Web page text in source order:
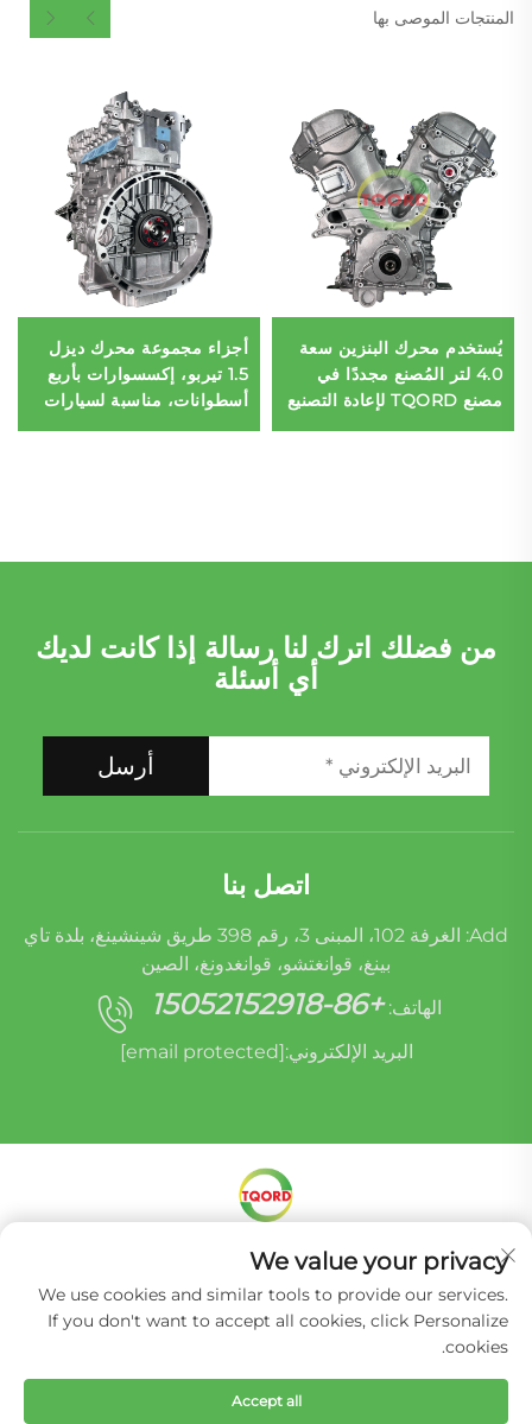
المنتجات الموصى بها
يُستخدم محرك البنزين سعة
4.0 لتر المُصنع مجددًا في
مصنع TQORD لإعادة التصنيع
لوحدة المحرك 1GR من
أجزاء مجموعة محرك ديزل
1.5 تيربو، إكسسوارات بأربع
أسطوانات، مناسبة لسيارات
BMW C200 E300
من فضلك اترك لنا رسالة إذا كانت لديك
أي أسئلة
أرسل
اتصل بنا
Add: الغرفة 102، المبنى 3، رقم 398 طريق شينشينغ، بلدة تاي
بينغ، قوانغتشو، قوانغدونغ، الصين
الهاتف: +86-15052152918
البريد الإلكتروني: [email protected]
حقوق الطبع والنشر © شركة ميراكل أوريدي (قوانغتشو)
لإعادة تصنيع قطع غيار السيارات المحدودة -
الخصوصية
We value your privacy
We use cookies and similar tools to provide our services.
If you don't want to accept all cookies, click Personalize
cookies.
Accept all